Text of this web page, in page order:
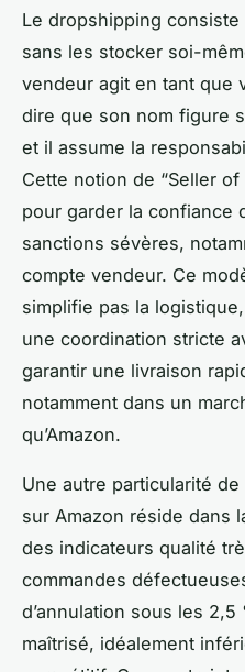
Le dropshipping
sans les stocker soi-
vendeur agit en tant que
dire que son nom figure
et il assume la
Cette notion de “Seller
pour garder la confiance
sanctions sévères,
compte vendeur. Ce
simplifie pas la
une coordination stricte
garantir une livraison
notamment dans un
qu’Amazon.
Une autre particularité
sur Amazon réside dans
des indicateurs qualité
commandes
d’annulation sous les
maîtrisé, idéalement